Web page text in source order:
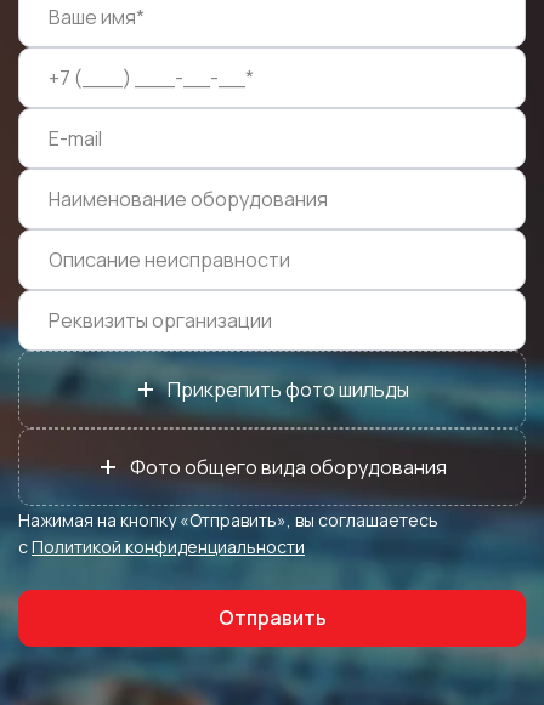
+ Прикрепить фото шильды
+ Фото общего вида оборудования
Нажимая на кнопку «Отправить», вы соглашаетесь
сПолитикой конфиденциальности
Отправить